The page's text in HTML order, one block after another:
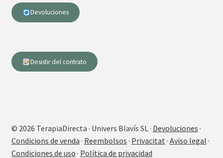
Devoluciones
Desistir del contrato
© 2026 TerapiaDirecta · Univers Blavís SL · Devoluciones ·
Condicions de venda · Reembolsos · Privacitat · Aviso legal ·
Condiciones de uso · Política de privacidad